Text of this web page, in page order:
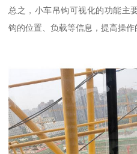
总之，小车吊钩可视化的功能主
钩的位置、负载等信息，提高操作